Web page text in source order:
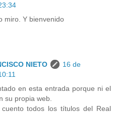
miro. Y bienvenido
NIETO
16 de
en esta entrada porque ni el
su propia web.
todos los títulos del Real